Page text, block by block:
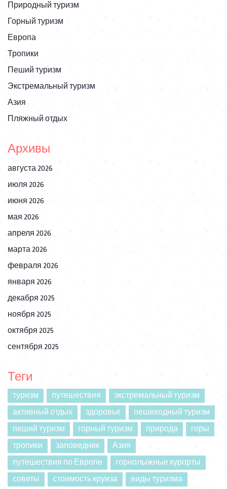
Природный туризм
Горный туризм
Европа
Тропики
Пеший туризм
Экстремальный туризм
Азия
Пляжный отдых
Архивы
августа 2026
июля 2026
июня 2026
мая 2026
апреля 2026
марта 2026
февраля 2026
января 2026
декабря 2025
ноября 2025
октября 2025
сентября 2025
Теги
туризм путешествия
экстремальный туризм
активный отдых
здоровье
пешеходный туризм
пеший туризм
горный туризм природа
горы
тропики
заповедник
Азия
путешествия по Европе
горнолыжные курорты
советы
стоимость круиза виды туризма